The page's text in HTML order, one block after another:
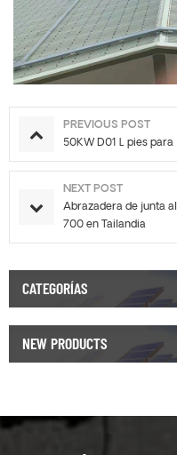
PREVIOUS POST
50KW D01 L pies
NEXT POST
Abrazadera de junta
700 en Tailandia
CATEGORÍAS
NEW PRODUCTS